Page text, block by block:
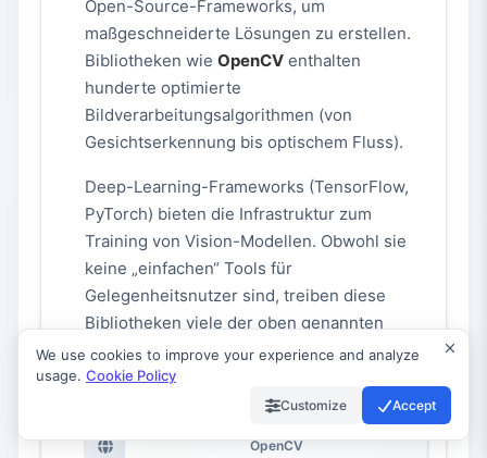
Open-Source-Frameworks, um
maßgeschneiderte Lösungen zu erstellen.
Bibliotheken wie OpenCV enthalten
hunderte optimierte
Bildverarbeitungsalgorithmen (von
Gesichtserkennung bis optischem Fluss).
Deep-Learning-Frameworks (TensorFlow,
PyTorch) bieten die Infrastruktur zum
Training von Vision-Modellen. Obwohl sie
keine „einfachen“ Tools für
Gelegenheitsnutzer sind, treiben diese
Bibliotheken viele der oben genannten
benutzerfreundlichen Apps an.
OpenCV
We use cookies to improve your experience and analyze
usage. Cookie Policy
Customize Accept